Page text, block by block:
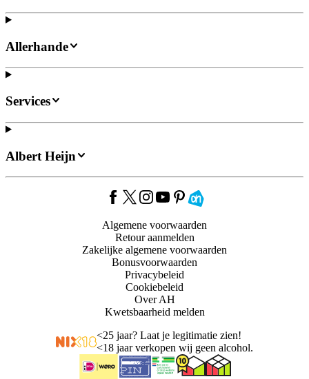
Allerhande
Services
Albert Heijn
Algemene voorwaarden
Retour aanmelden
Zakelijke algemene voorwaarden
Bonusvoorwaarden
Privacybeleid
Cookiebeleid
Over AH
Kwetsbaarheid melden
<25 jaar? Laat je legitimatie zien!
<18 jaar verkopen wij geen alcohol.